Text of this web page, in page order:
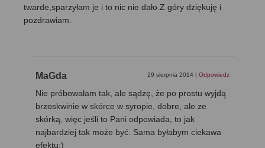
twarde,sparzyłam je i to nic nie dało.Z góry dziękuję i
pozdrawiam.
MaGda 29 sierpnia 2014 | Odpowiedz
Nie próbowałam tak, ale sądzę, że po prostu wyjdą
brzoskwinie w skórce w syropie, dobre, ale ze
skórką, więc jeśli to Pani odpowiada, to jak
najbardziej tak może być. Sama byłabym ciekawa
efektu:)